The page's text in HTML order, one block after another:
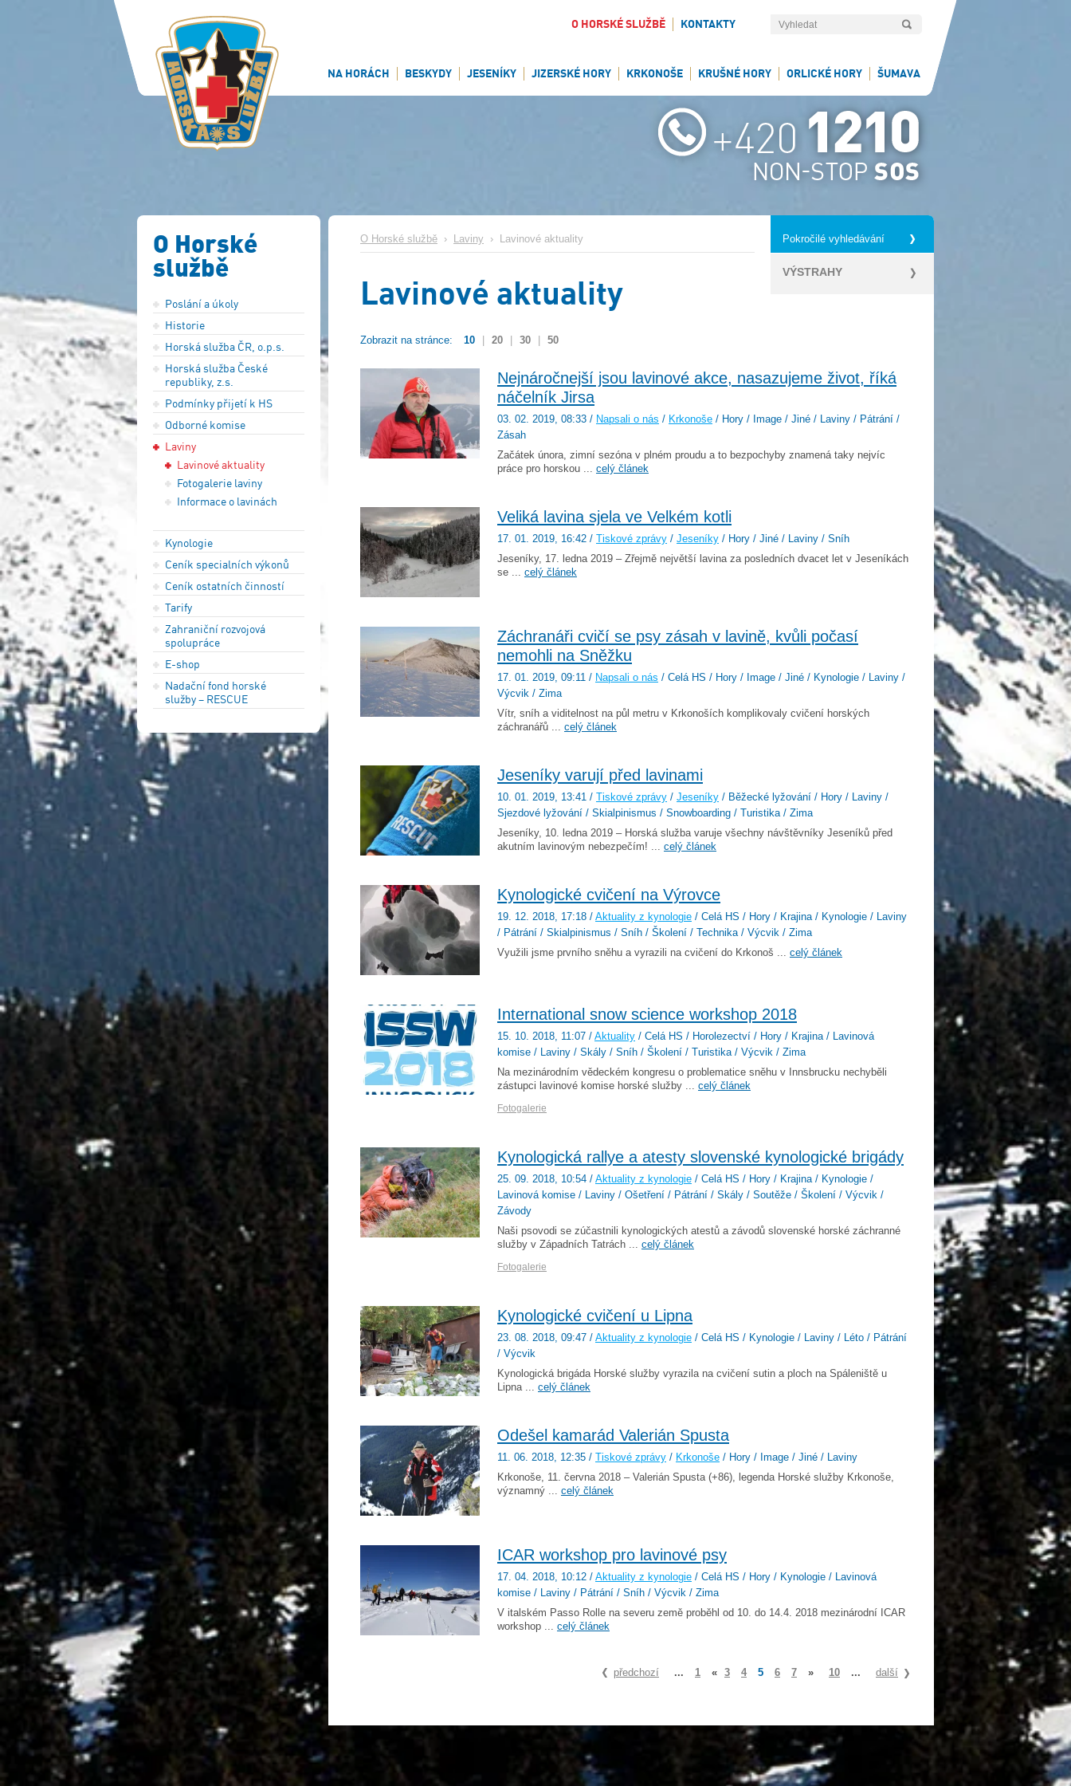
O HORSKÉ SLUŽBĚ KONTAKTY
NA HORÁCH BESKYDY JESENÍKY JIZERSKÉ HORY KRKONOŠE KRUŠNÉ HORY ORLICKÉ HORY ŠUMAVA
O Horské
službě
Poslání a úkoly
Historie
Horská služba ČR, o.p.s.
Horská služba České
republiky, z.s.
Podmínky přijetí k HS
Odborné komise
Laviny
Lavinové aktuality
Fotogalerie laviny
Informace o lavinách
Kynologie
Ceník specialních výkonů
Ceník ostatních činností
Tarify
Zahraniční rozvojová
spolupráce
E-shop
Nadační fond horské
služby – RESCUE
Pokročilé vyhledávání
VÝSTRAHY
O Horské službě › Laviny › Lavinové aktuality
Lavinové aktuality
Zobrazit na stránce: 10 20 30 50
Nejnáročnejší jsou lavinové akce, nasazujeme život, říká
náčelník Jirsa
03. 02. 2019, 08:33 / Napsali o nás / Krkonoše / Hory / Image / Jiné / Laviny / Pátrání /
Zásah
Začátek února, zimní sezóna v plném proudu a to bezpochyby znamená taky nejvíc
práce pro horskou ... celý článek
Veliká lavina sjela ve Velkém kotli
17. 01. 2019, 16:42 / Tiskové zprávy / Jeseníky / Hory / Jiné / Laviny / Sníh
Jeseníky, 17. ledna 2019 – Zřejmě největší lavina za posledních dvacet let v Jeseníkách
se ... celý článek
Záchranáři cvičí se psy zásah v lavině, kvůli počasí
nemohli na Sněžku
17. 01. 2019, 09:11 / Napsali o nás / Celá HS / Hory / Image / Jiné / Kynologie / Laviny /
Výcvik / Zima
Vítr, sníh a viditelnost na půl metru v Krkonoších komplikovaly cvičení horských
záchranářů ... celý článek
Jeseníky varují před lavinami
10. 01. 2019, 13:41 / Tiskové zprávy / Jeseníky / Běžecké lyžování / Hory / Laviny /
Sjezdové lyžování / Skialpinismus / Snowboarding / Turistika / Zima
Jeseníky, 10. ledna 2019 – Horská služba varuje všechny návštěvníky Jeseníků před
akutním lavinovým nebezpečím! ... celý článek
Kynologické cvičení na Výrovce
19. 12. 2018, 17:18 / Aktuality z kynologie / Celá HS / Hory / Krajina / Kynologie / Laviny
/ Pátrání / Skialpinismus / Sníh / Školení / Technika / Výcvik / Zima
Využili jsme prvního sněhu a vyrazili na cvičení do Krkonoš ... celý článek
International snow science workshop 2018
15. 10. 2018, 11:07 / Aktuality / Celá HS / Horolezectví / Hory / Krajina / Lavinová
komise / Laviny / Skály / Sníh / Školení / Turistika / Výcvik / Zima
Na mezinárodním vědeckém kongresu o problematice sněhu v Innsbrucku nechyběli
zástupci lavinové komise horské služby ... celý článek
Fotogalerie
Kynologická rallye a atesty slovenské kynologické brigády
25. 09. 2018, 10:54 / Aktuality z kynologie / Celá HS / Hory / Krajina / Kynologie /
Lavinová komise / Laviny / Ošetření / Pátrání / Skály / Soutěže / Školení / Výcvik /
Závody
Naši psovodi se zúčastnili kynologických atestů a závodů slovenské horské záchranné
služby v Západních Tatrách ... celý článek
Fotogalerie
Kynologické cvičení u Lipna
23. 08. 2018, 09:47 / Aktuality z kynologie / Celá HS / Kynologie / Laviny / Léto / Pátrání
/ Výcvik
Kynologická brigáda Horské služby vyrazila na cvičení sutin a ploch na Spáleniště u
Lipna ... celý článek
Odešel kamarád Valerián Spusta
11. 06. 2018, 12:35 / Tiskové zprávy / Krkonoše / Hory / Image / Jiné / Laviny
Krkonoše, 11. června 2018 – Valerián Spusta (+86), legenda Horské služby Krkonoše,
významný ... celý článek
ICAR workshop pro lavinové psy
17. 04. 2018, 10:12 / Aktuality z kynologie / Celá HS / Hory / Kynologie / Lavinová
komise / Laviny / Pátrání / Sníh / Výcvik / Zima
V italském Passo Rolle na severu země proběhl od 10. do 14.4. 2018 mezinárodní ICAR
workshop ... celý článek
předchozí ... 1 « 3 4 5 6 7 » 10 ... další